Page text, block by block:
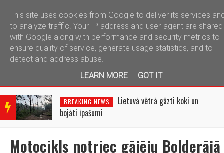
telegram
BRE
AKIN
NEW
BREAKING NEWS
Lietuvā vētrā gāzti koki un
bojāti īpašumi
Motocikls notriec gājēju Bolderājā
This site uses cookies from Google to deliver its services
to analyze traffic. Your IP address and user-agent are shared
with Google along with performance and security metrics to
ensure quality of service, generate usage statistics, and to
detect and address abuse.
LEARN MORE
GOT IT